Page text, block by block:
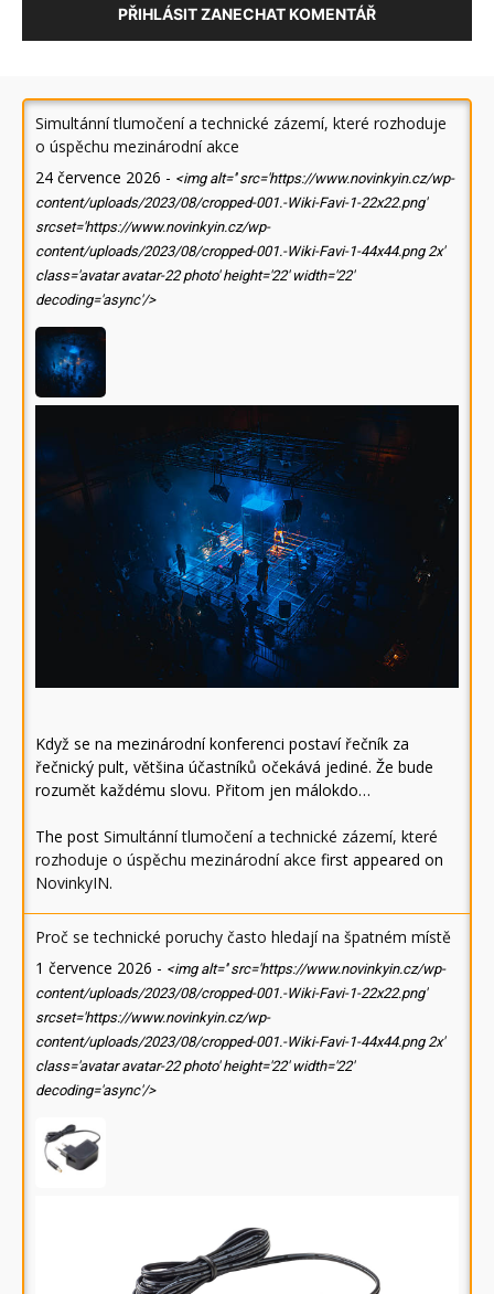
PŘIHLÁSIT ZANECHAT KOMENTÁŘ
Simultánní tlumočení a technické zázemí, které rozhoduje
o úspěchu mezinárodní akce
24 července 2026 - <img alt='' src='https://www.novinkyin.cz/wp-
content/uploads/2023/08/cropped-001.-Wiki-Favi-1-22x22.png'
srcset='https://www.novinkyin.cz/wp-
content/uploads/2023/08/cropped-001.-Wiki-Favi-1-44x44.png 2x'
class='avatar avatar-22 photo' height='22' width='22'
decoding='async'/>
Když se na mezinárodní konferenci postaví řečník za
řečnický pult, většina účastníků očekává jediné. Že bude
rozumět každému slovu. Přitom jen málokdo…
The post Simultánní tlumočení a technické zázemí, které
rozhoduje o úspěchu mezinárodní akce first appeared on
NovinkyIN.
Proč se technické poruchy často hledají na špatném místě
1 července 2026 - <img alt='' src='https://www.novinkyin.cz/wp-
content/uploads/2023/08/cropped-001.-Wiki-Favi-1-22x22.png'
srcset='https://www.novinkyin.cz/wp-
content/uploads/2023/08/cropped-001.-Wiki-Favi-1-44x44.png 2x'
class='avatar avatar-22 photo' height='22' width='22'
decoding='async'/>